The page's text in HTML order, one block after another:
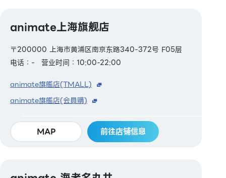
animate上海旗舰店
〒200000 上海市黄浦区南京东路340-372号 F05层
电话：-
营业时间：10:00-22:00
animate旗艦店(TMALL)
animate旗艦店(会員購)
MAP 前往店铺信息